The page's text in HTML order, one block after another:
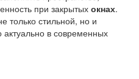
при закрытых окнах.
только стильной, но и
в современных